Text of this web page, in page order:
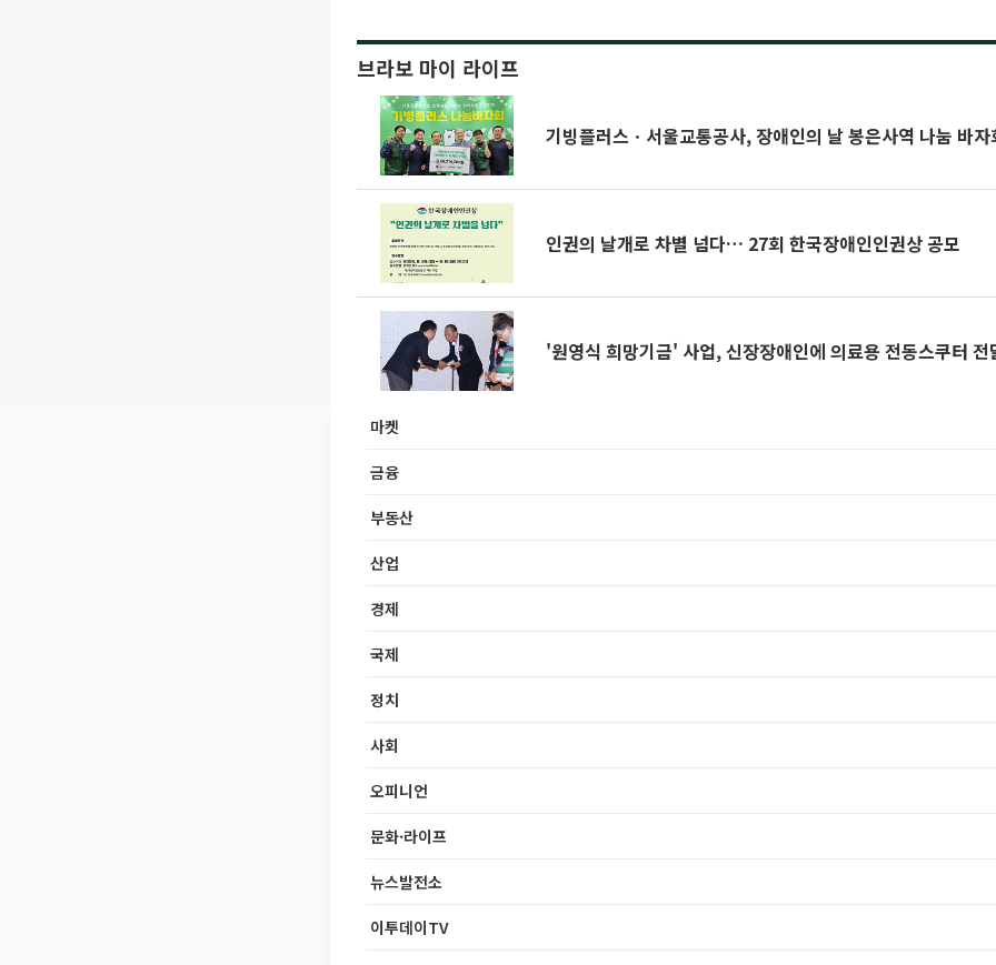
브라보 마이 라이프
기빙플러스ㆍ서울교통공사, 장애인의 날 봉은사역 나눔 바자
인권의 날개로 차별 넘다… 27회 한국장애인인권상 공모
'원영식 희망기금' 사업, 신장장애인에 의료용 전동스쿠터 전
마켓
금융
부동산
산업
경제
국제
정치
사회
오피니언
문화·라이프
뉴스발전소
이투데이TV